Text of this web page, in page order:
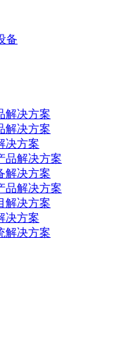
备
解决方案
解决方案
决方案
品解决方案
解决方案
品解决方案
解决方案
决方案
解决方案